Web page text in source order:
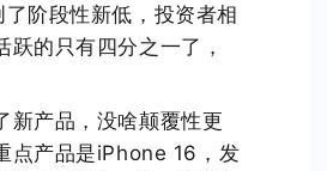
阶段性新低，投资者相
跃的只有四分之一了，
新产品，没啥颠覆性更
点产品是iPhone 16，发